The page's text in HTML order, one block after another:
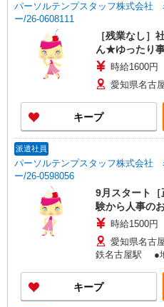
パーソルテンプスタッフ株式会社
ー/26-0608111
［残業なし］
ん★ゆったり
時給1600円
愛知県名古
キープ
派遣社員
パーソルテンプスタッフ株式会社
ー/26-0598056
9月スタート
験から人事の
時給1500円
愛知県名古
鉄名古屋駅 ●
キープ